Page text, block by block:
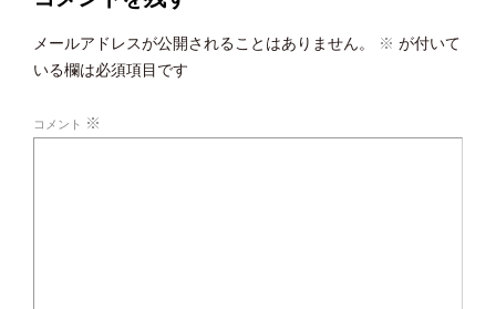
メールアドレスが公開されることはありません。 ※ が付いて
いる欄は必須項目です
コメント ※